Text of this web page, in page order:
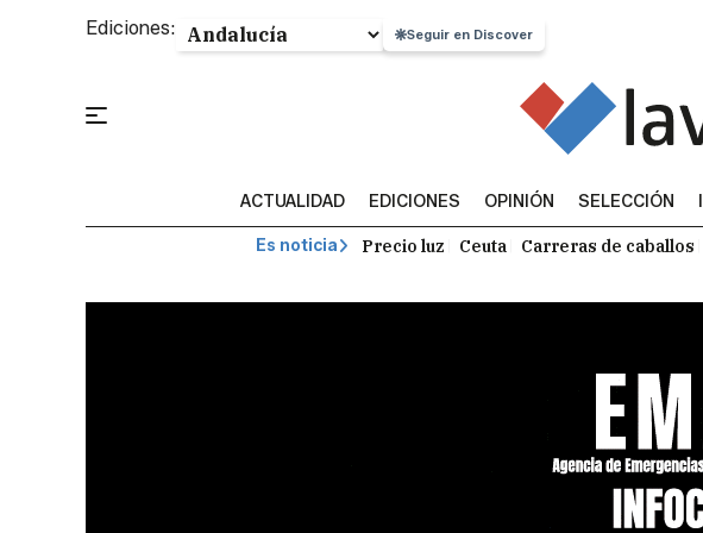
Ediciones: Seguir en Discover
ACTUALIDAD EDICIONES OPINIÓN SELECCIÓN
Es noticia Precio luz Ceuta Carreras de caballos